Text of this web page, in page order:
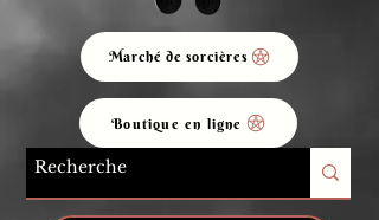
Boutique en ligne
Marché de sorcières